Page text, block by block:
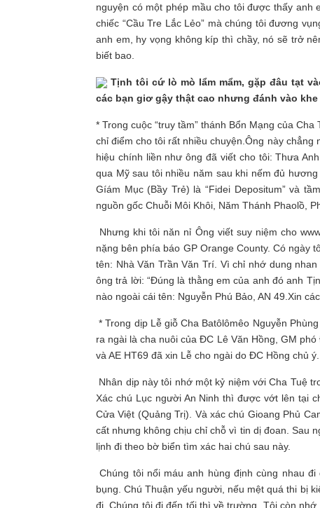
nguyện có một phép mầu cho tôi được thấy anh
chiếc “Cầu Tre Lắc Lẻo” mà chúng tôi đương
anh em, hy vọng không kíp thì chầy, nó sẽ trở
biết bao.
Tịnh tôi cứ lò mò lẩm mẩm, gặp đâu tạt
các bạn giơ gậy thật cao nhưng đánh vào
* Trong cuộc “truy tầm” thánh Bổn Mạng của
chỉ điểm cho tôi rất nhiều chuyện.Ông này
hiệu chính liền như ông đã viết cho tôi: Thưa Anh
qua Mỹ sau tôi nhiều năm sau khi nếm đủ
Gíám Mục (Bầy Trẻ) là “Fidei Depositum” và
nguồn gốc Chuỗi Môi Khôi, Năm Thánh Phaolồ,
Nhưng khi tôi năn nỉ Ông viết suy niệm cho
nặng bên phía báo GP Orange County. Có ngày
tên: Nhà Văn Trần Văn Trí. Vì chỉ nhớ dung
ông trả lời: “Đúng là thằng em của anh đó anh
nào ngoài cái tên: Nguyễn Phú Bảo, AN 49.Xin
* Trong dịp Lễ giỗ Cha Batôlômêo Nguyễn
ra ngài là cha nuôi của ĐC Lê Văn Hồng, GM
và AE HT69 đã xin Lễ cho ngài do ĐC Hồng chủ ý.
Nhân dịp này tôi nhớ một kỷ niệm với Cha Tuệ
Xác chú Lục người An Ninh thì được vớt lên tại
Cửa Việt (Quảng Trị). Và xác chú Gioang Phủ
cất nhưng không chịu chỉ chỗ vì tin dị đoan. Sau
lịnh đi theo bờ biển tìm xác hai chú sau này.
Chúng tôi nổi máu anh hùng định cùng nhau
bụng. Chú Thuận yếu người, nếu mệt quá thi bị
đi. Chúng tôi đi đến tối thì về trường. Tôi còn